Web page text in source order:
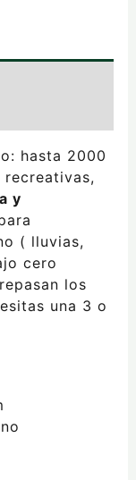
hasta 2000
y
( lluvias,
cero
los
una 3 o